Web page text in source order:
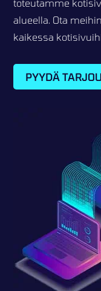
toteutamme
alueella. Ota
kaikessa
PYYDÄ